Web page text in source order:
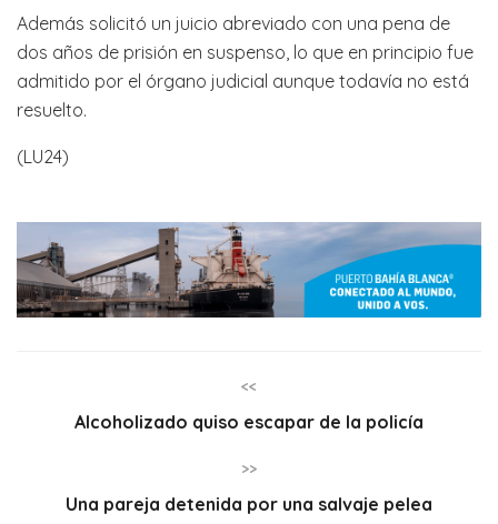
Además solicitó un juicio abreviado con una pena de
dos años de prisión en suspenso, lo que en principio fue
admitido por el órgano judicial aunque todavía no está
resuelto.
(LU24)
<<
Alcoholizado quiso escapar de la policía
>>
Una pareja detenida por una salvaje pelea